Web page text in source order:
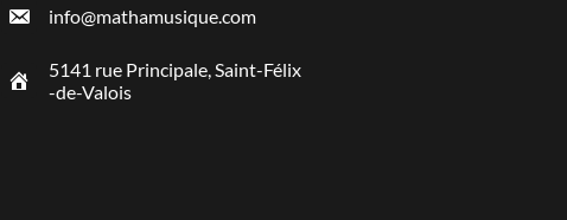
info@mathamusique.com
5141 rue Principale, Saint-Félix
-de-Valois